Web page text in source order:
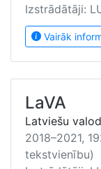
Izstrādātāji:
Vairāk
LaVA
Latviešu
2018–2021,
tekstvienību)